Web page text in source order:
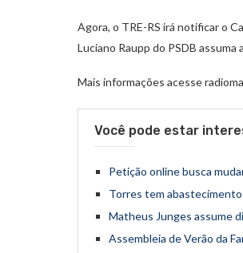
Agora, o TRE-RS irá notificar o
Luciano Raupp do PSDB assuma
Mais informações acesse
Você pode estar
Petição online busca
Torres tem
Matheus Junges assume
Assembleia de Verão da